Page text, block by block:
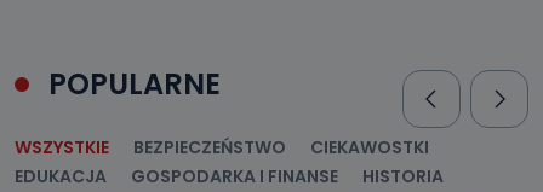
POPULARNE
WSZYSTKIE BEZPIECZEŃSTWO
CIEKAWOSTKI
EDUKACJA
GOSPODARKA I FINANSE
HISTORIA